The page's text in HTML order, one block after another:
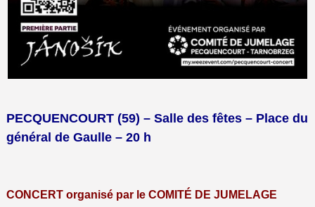
PECQUENCOURT (59) – Salle des fêtes – Place du
général de Gaulle – 20 h
CONCERT organisé par le COMITÉ DE JUMELAGE